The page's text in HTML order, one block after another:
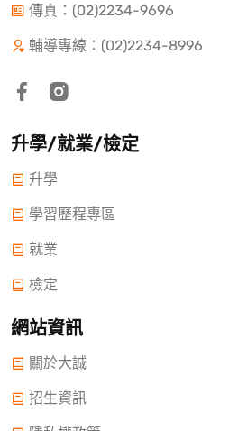
傳真：(02)2234-9696
輔導專線：(02)2234-8996
升學/就業/檢定
升學
學習歷程專區
就業
檢定
網站資訊
關於大誠
招生資訊